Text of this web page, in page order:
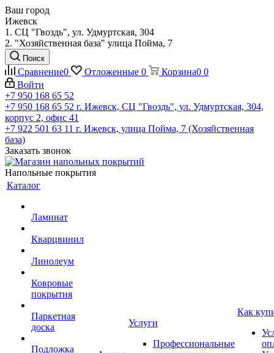
Ваш город
Ижевск
1. СЦ "Гвоздь", ул. Удмуртская, 304
2. "Хозяйственная база" улица Пойма, 7
Поиск
Сравнение0 Отложенные 0 Корзина0 0
Войти
+7 950 168 65 52
+7 950 168 65 52 г. Ижевск, СЦ "Гвоздь", ул. Удмуртская, 304,
корпус 2, офис 41
+7 922 501 63 11 г. Ижевск, улица Пойма, 7 (Хозяйственная
база)
Заказать звонок
Напольные покрытия
Каталог
Ламинат
Кварцвинил
Линолеум
Ковровые
покрытия
Паркетная
доска
Подложка
Услуги
Профессиональные
Как